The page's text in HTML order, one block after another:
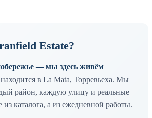
Estate?
— мы здесь живём
в La Mata, Торревьеха. Мы
район, каждую улицу и реальные
каталога, а из ежедневной работы.